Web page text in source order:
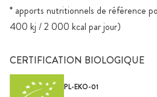
* apports nutritionnels de référence
400 kj / 2 000 kcal par jour)
CERTIFICATION BIOLOGIQUE
PL-EKO-01